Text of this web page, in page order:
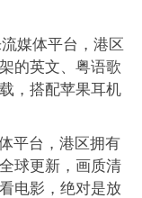
媒体平台，港区
的英文、粤语歌
，搭配苹果耳机
平台，港区拥有
球更新，画质清
电影，绝对是放